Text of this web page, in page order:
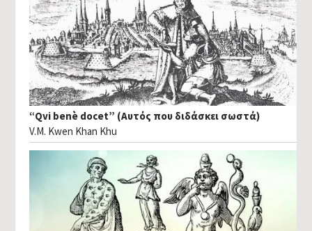
“Qvi benè docet” (Αυτός που διδάσκει σωστά)
V.M. Kwen Khan Khu